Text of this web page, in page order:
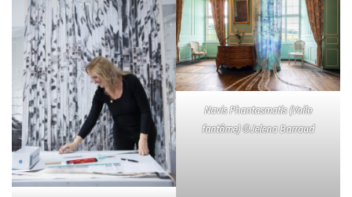
Navis Phantasmatis (Voile
fantôme) ©Jelena Barraud